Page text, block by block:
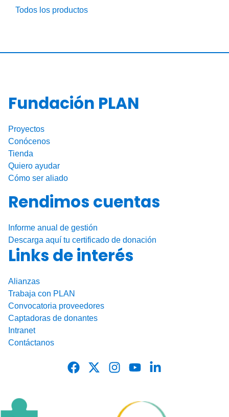
Todos los productos
Fundación PLAN
Proyectos
Conócenos
Tienda
Quiero ayudar
Cómo ser aliado
Rendimos cuentas
Informe anual de gestión
Descarga aquí tu certificado de donación
Links de interés
Alianzas
Trabaja con PLAN
Convocatoria proveedores
Captadoras de donantes
Intranet
Contáctanos